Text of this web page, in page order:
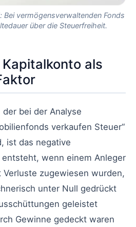
Bei vermögensverwaltenden Fonds
über die Steuerfreiheit.
als
bei der Analyse
verkaufen Steuer“
ist das negative
wenn einem Anleger
Verluste zugewiesen wurden,
unter Null gedrückt
geleistet
Gewinne gedeckt waren